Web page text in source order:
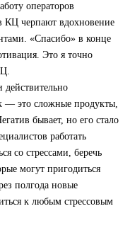
операторов
КЦ черпают вдохновение
«Спасибо» в конце
Это я точно
действительно
— это сложные продукты,
бывает, но его стало
работать
со стрессами, беречь
могут пригодиться
полгода новые
к любым стрессовым